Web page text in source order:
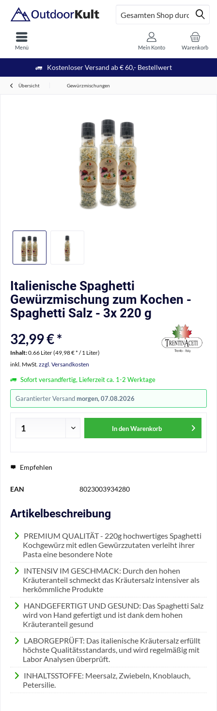
Kostenloser Versand ab € 60,- Bestellwert
Menü Warenkorb
Mein Konto
Übersicht Gewürzmischungen
Italienische Spaghetti
Gewürzmischung zum Kochen -
Spaghetti Salz - 3x 220 g
32,99 € *
Inhalt:0.66 Liter (49,98 € * / 1 Liter)
inkl. MwSt. zzgl. Versandkosten
Sofort versandfertig, Lieferzeit ca. 1-2 Werktage
Garantierter Versand morgen, 07.08.2026
In den Warenkorb
Empfehlen
EAN 8023003934280
Artikelbeschreibung
PREMIUM QUALITÄT - 220g hochwertiges Spaghetti
Kochgewürz mit edlen Gewürzzutaten verleiht ihrer
Pasta eine besondere Note
INTENSIV IM GESCHMACK: Durch den hohen
Kräuteranteil schmeckt das Kräutersalz intensiver als
herkömmliche Produkte
HANDGEFERTIGT UND GESUND: Das Spaghetti Salz
wird von Hand gefertigt und ist dank dem hohen
Kräuteranteil gesund
LABORGEPRÜFT: Das italienische Kräutersalz erfüllt
höchste Qualitätsstandards, und wird regelmäßig mit
Labor Analysen überprüft.
INHALTSSTOFFE: Meersalz, Zwiebeln, Knoblauch,
Petersilie.